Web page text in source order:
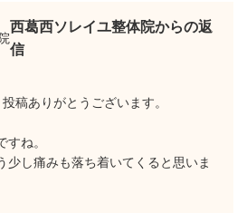
西葛西ソレイユ整体院からの返
信
稿ありがとうございます。
ね。
少し痛みも落ち着いてくると思いま